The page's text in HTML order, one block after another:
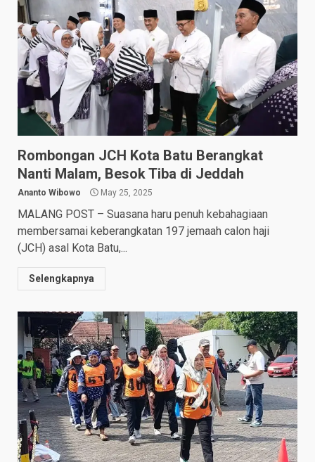
Rombongan JCH Kota Batu Berangkat
Nanti Malam, Besok Tiba di Jeddah
Ananto Wibowo May 25, 2025
MALANG POST – Suasana haru penuh kebahagiaan
membersamai keberangkatan 197 jemaah calon haji
(JCH) asal Kota Batu,...
Selengkapnya